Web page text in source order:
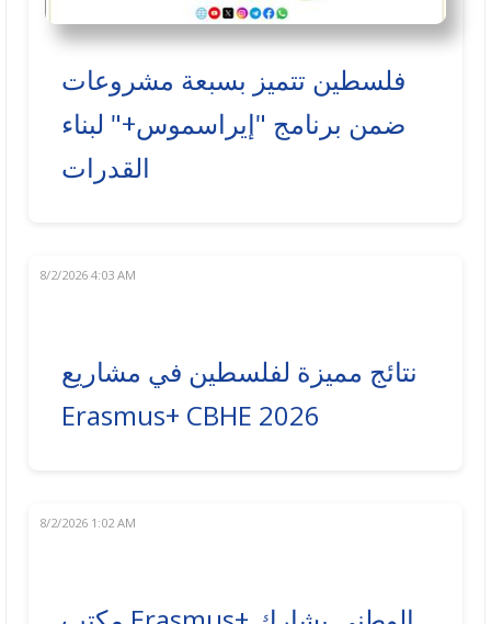
فلسطين تتميز بسبعة مشروعات
ضمن برنامج "إيراسموس+" لبناء
القدرات
8/2/2026 4:03 AM
نتائج مميزة لفلسطين في مشاريع
Erasmus+ CBHE 2026
8/2/2026 1:02 AM